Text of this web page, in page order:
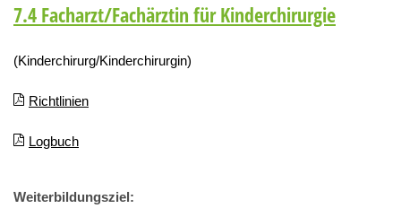
7.4 Facharzt/Fachärztin für Kinderchirurgie
(Kinderchirurg/Kinderchirurgin)
Richtlinien
Logbuch
Weiterbildungsziel: